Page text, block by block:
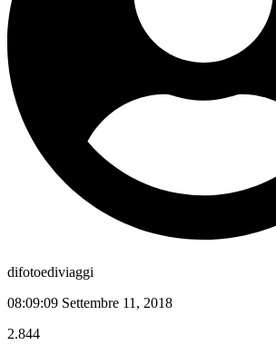
difotoediviaggi
08:09:09 Settembre 11, 2018
2.844